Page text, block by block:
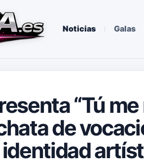
Noticias Galas
“Tú
de